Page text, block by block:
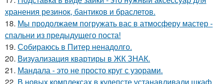
хранения резинок, бантиков и браслетов.
18. Мы продолжаем погружать вас в атмосферу мастер -
спальни из предыдущего поста!
19. Собираюсь в Питер ненадолго.
20. Визуализация квартиры в ЖК ЗНАК.
21. Мандала - это не просто круг с узорами.
22. В новых комплексах в кудепсте устанавливали шкаф